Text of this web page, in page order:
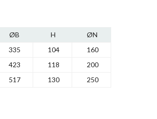
ØB H
ØN
335 104
160
423 118
200
517 130 250